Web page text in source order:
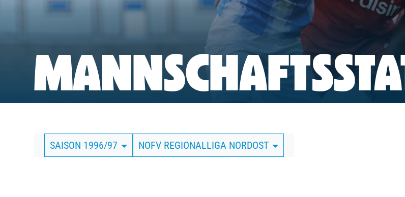
CLUBMITGLIEDSCHAFT
BUSINESS
SÜDKURVE
TICKETING
SAISON 1996/97 NOFV REGIONALLIGA NORDOST